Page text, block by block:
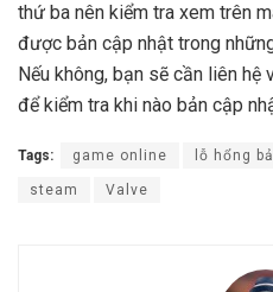
thứ ba nên kiểm tra xem trên
được bản cập nhật trong
Nếu không, bạn sẽ cần liên
để kiểm tra khi nào bản cập
Tags: game online lỗ hổng
steam Valve